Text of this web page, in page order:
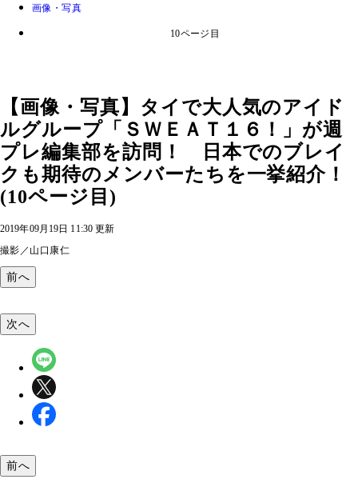
画像・写真
10ページ目
【画像・写真】タイで大人気のアイド
ルグループ「ＳＷＥＡＴ１６！」が週
プレ編集部を訪問！ 日本でのブレイ
クも期待のメンバーたちを一挙紹介！
(10ページ目)
2019年09月19日 11:30 更新
撮影／山口康仁
前へ
次へ
前へ